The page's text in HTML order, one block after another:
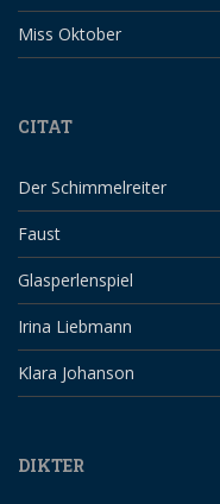
Miss Oktober
CITAT
Der Schimmelreiter
Faust
Glasperlenspiel
Irina Liebmann
Klara Johanson
DIKTER